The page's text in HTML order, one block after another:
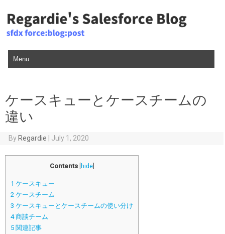
Skip to content
ケースキューとケースチームの
違い
ByRegardie | July 1, 2020
Contents hide]
1 ケースキュー
2 ケースチーム
3 ケースキューとケースチームの使い分け
4商談チーム
5 関連記事